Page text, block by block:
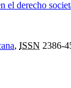
el derecho
, ISSN 2386-